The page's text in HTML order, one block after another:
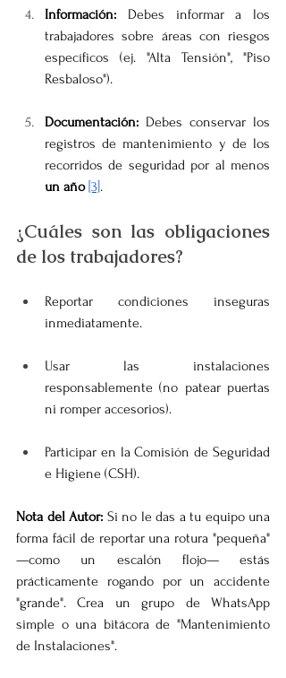
Información: Debes informar a los
trabajadores sobre áreas con riesgos
específicos (ej. "Alta Tensión", "Piso
Resbaloso").
Documentación: Debes conservar los
registros de mantenimiento y de los
un año [3] .
¿Cuáles son las obligaciones
de los trabajadores?
Reportar condiciones inseguras
inmediatamente.
Usar las instalaciones
responsablemente (no patear puertas
ni romper accesorios).
Participar en la Comisión de Seguridad
e Higiene (CSH).
Nota del Autor: Si no le das a tu equipo una
forma fácil de reportar una rotura "pequeña"
—como un escalón flojo— estás
prácticamente rogando por un accidente
"grande". Crea un grupo de WhatsApp
simple o una bitácora de "Mantenimiento
de Instalaciones".